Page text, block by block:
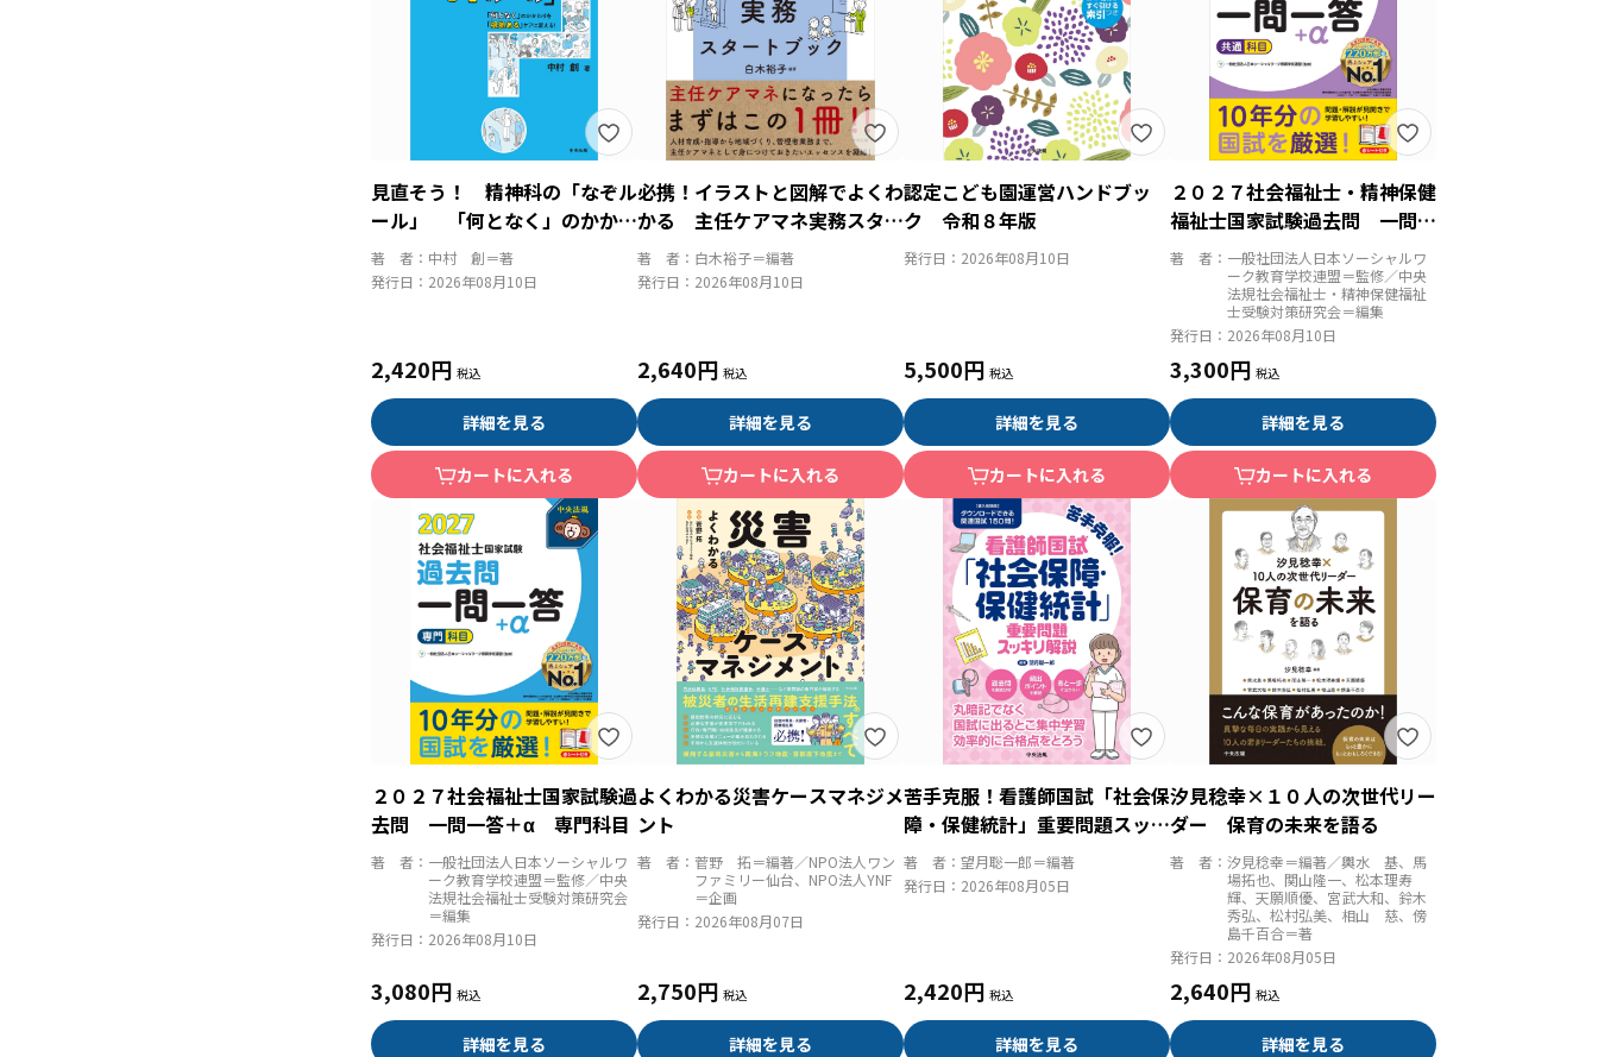
見直そう！ 精神科の「なぞル
ール」 「何となく」のかかわ
りを「根拠ある」ケアに変え
る！
著 者： 中村 創＝著
発行日： 2026年08月10日
2,420円
詳細を見る
カートに入れる
必携！イラストと図解でよくわ
かる 主任ケアマネ実務スター
トブック
著 者： 白木裕子＝編著
発行日： 2026年08月10日
2,640円
詳細を見る
カートに入れる
認定こども園運営ハンドブッ
ク 令和８年版
発行日： 2026年08月10日
5,500円
詳細を見る
カートに入れる
２０２７社会福祉士・精神保健
福祉士国家試験過去問 一問一
答＋α 共通科目
著 者： 一般社団法人日本ソーシャルワ
ーク教育学校連盟＝監修／中央
法規社会福祉士・精神保健福祉
士受験対策研究会＝編集
発行日： 2026年08月10日
3,300円
詳細を見る
カートに入れる
２０２７社会福祉士国家試験過
去問 一問一答＋α 専門科目
著 者： 一般社団法人日本ソーシャルワ
ーク教育学校連盟＝監修／中央
法規社会福祉士受験対策研究会
＝編集
発行日： 2026年08月10日
3,080円
詳細を見る
よくわかる災害ケースマネジメ
ント
著 者： 菅野 拓＝編著／NPO法人ワン
ファミリー仙台、NPO法人YNF
＝企画
発行日： 2026年08月07日
2,750円
詳細を見る
苦手克服！看護師国試「社会保
障・保健統計」重要問題スッキ
リ解説
著 者： 望月聡一郎＝編著
発行日： 2026年08月05日
2,420円
詳細を見る
汐見稔幸×１０人の次世代リー
ダー 保育の未来を語る
著 者： 汐見稔幸＝編著／輿水 基、馬
場拓也、関山隆一、松本理寿
輝、天願順優、宮武大和、鈴木
秀弘、松村弘美、相山 慈、傍
島千百合＝著
発行日： 2026年08月05日
2,640円
詳細を見る